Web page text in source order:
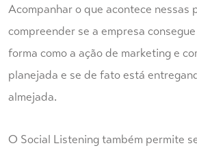
Acompanhar o que acontece nessas
compreender se a empresa
forma como a ação de marketing e
planejada e se de fato está
almejada.
O Social Listening também permite